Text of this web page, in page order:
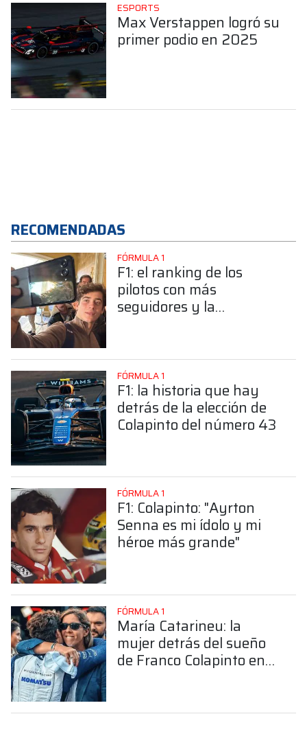
ESPORTS
Max Verstappen logró su
primer podio en 2025
RECOMENDADAS
FÓRMULA 1
F1: el ranking de los
pilotos con más
seguidores y la
FÓRMULA 1
F1: la historia que hay
detrás de la elección de
Colapinto del número 43
FÓRMULA 1
F1: Colapinto: "Ayrton
Senna es mi ídolo y mi
héroe más grande"
FÓRMULA 1
María Catarineu: la
mujer detrás del sueño
de Franco Colapinto en